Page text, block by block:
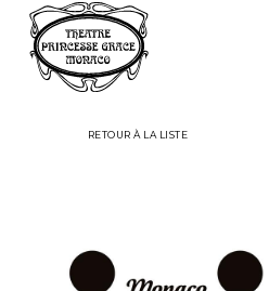
Le TPG
Théâtre Princesse Grace
RETOUR À LA LISTE
Panneau de gestion des cookies